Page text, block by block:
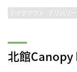
テイクアウト デリバリー
北館